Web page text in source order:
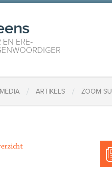
EN ERE-
/ ARTIKELS / ZOOM